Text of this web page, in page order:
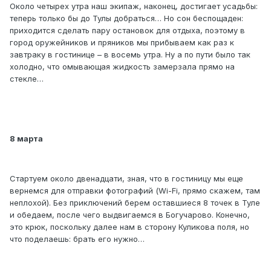
Около четырех утра наш экипаж, наконец, достигает усадьбы:
теперь только бы до Тулы добраться… Но сон беспощаден:
приходится сделать пару остановок для отдыха, поэтому в
город оружейников и пряников мы прибываем как раз к
завтраку в гостинице – в восемь утра. Ну а по пути было так
холодно, что омывающая жидкость замерзала прямо на
стекле…
8 марта
Стартуем около двенадцати, зная, что в гостиницу мы еще
вернемся для отправки фотографий (Wi-Fi, прямо скажем, там
неплохой). Без приключений берем оставшиеся 8 точек в Туле
и обедаем, после чего выдвигаемся в Богучарово. Конечно,
это крюк, поскольку далее нам в сторону Куликова поля, но
что поделаешь: брать его нужно…